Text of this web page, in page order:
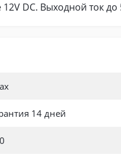
12V DC. Выходной ток
14 дней